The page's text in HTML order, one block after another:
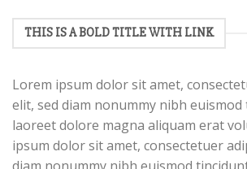
THIS IS A BOLD TITLE WITH LINK
Lorem ipsum dolor sit amet,
elit, sed diam nonummy nibh
laoreet dolore magna aliquam erat
ipsum dolor sit amet, consectetuer